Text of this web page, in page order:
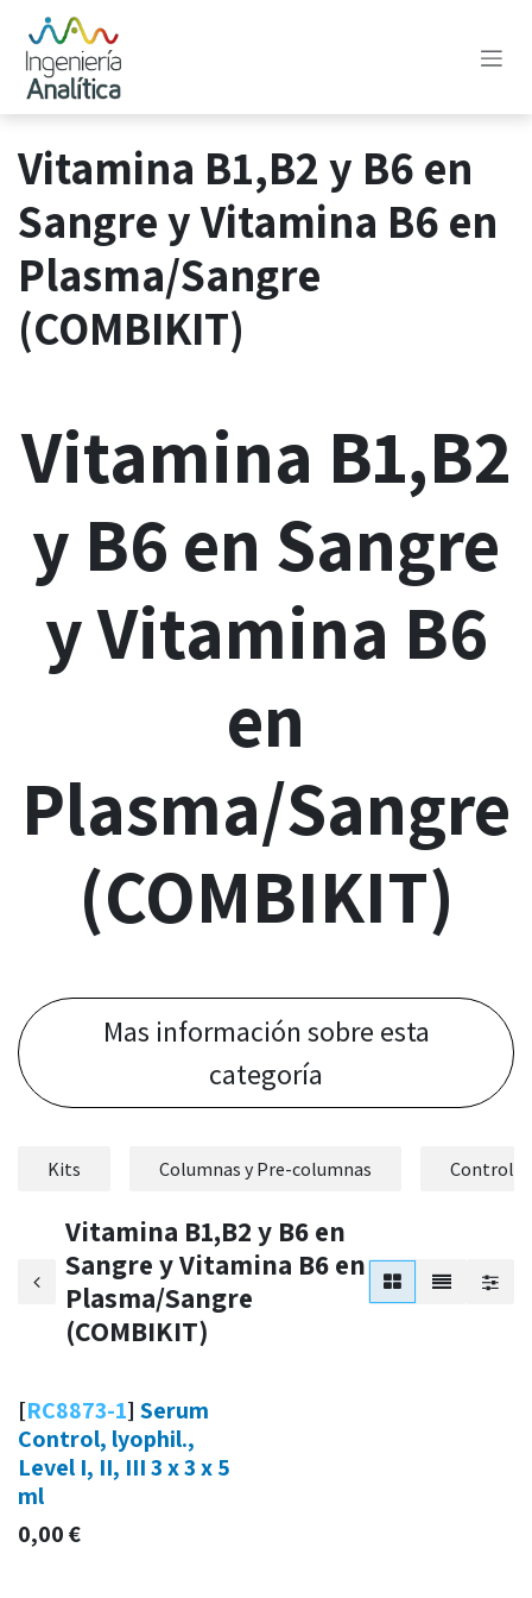
Ir al contenido
Vitamina B1,B2 y B6 en
Sangre y Vitamina B6 en
Plasma/Sangre
(COMBIKIT)
Vitamina B1,B2
y B6 en Sangre
y Vitamina B6
en
Plasma/Sangre
(COMBIKIT)
Mas información sobre esta
categoría
Kits Columnas y Pre-columnas Controles
Vitamina B1,B2 y B6 en
Sangre y Vitamina B6 en
Plasma/Sangre
(COMBIKIT)
[RC8873-1] Serum
Control, lyophil.,
Level I, II, III 3 x 3 x 5
ml
0,00€